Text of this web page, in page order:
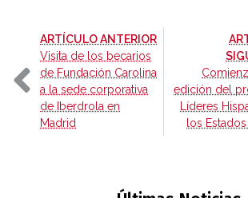
ARTÍCULO ANTERIOR-
Visita de los becarios
de Fundación Carolina
a la sede corporativa
de Iberdrola en
Madrid
edición del
Líderes
los